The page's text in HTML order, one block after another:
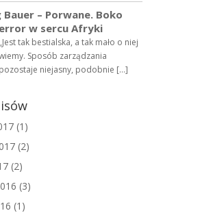
– Porwane. Boko
w sercu Afryki
„Jest tak bestialska, a tak mało o niej
Sposób zarządzania
pozostaje niejasny, podobnie […]
(1)
(2)
(2)
(3)
(1)